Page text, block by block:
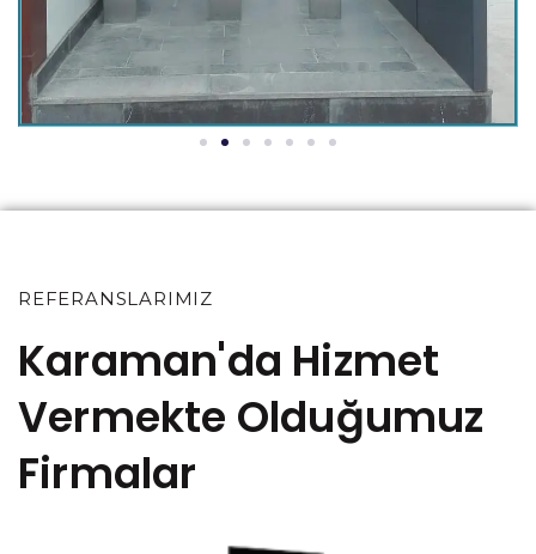
REFERANSLARIMIZ
Karaman'da Hizmet
Vermekte Olduğumuz
Firmalar